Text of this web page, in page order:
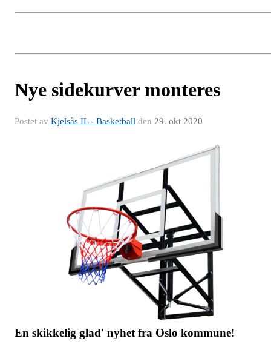
Nye sidekurver monteres
Postet av Kjelsås IL - Basketball den 29. okt 2020
En skikkelig glad' nyhet fra Oslo kommune!